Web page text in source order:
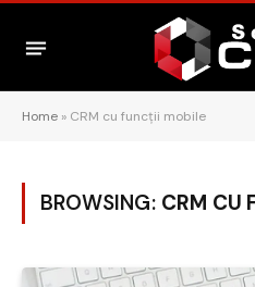
Home » CRM cu funcții mobile
BROWSING: CRM CU